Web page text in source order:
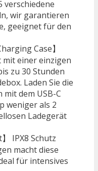
verschiedene
wir garantieren
geeignet für den
Case】
mit einer einzigen
zu 30 Stunden
Laden Sie die
dem USB-C
weniger als 2
Ladegerät
IPX8 Schutz
macht diese
für intensives